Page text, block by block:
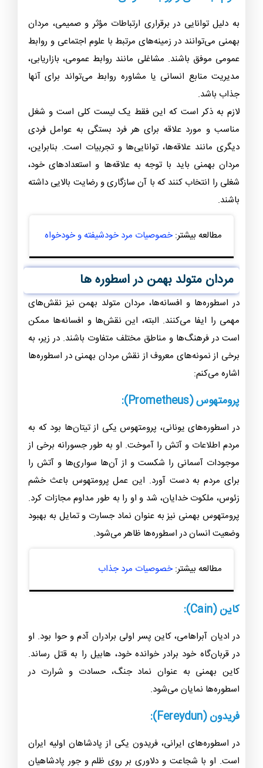
است در حوزه‌های مشاوره و روانشناسی علاقه مند باشند. آنها
می‌توانند به عنوان مشاوران، روانشناسان یا مربیان فعالیت
کنند و به دیگران در حل مسائل و بهبود زندگی کمک کنند.
علوم اجتماعی و روابط عمومی:
به دلیل توانایی در برقراری ارتباطات مؤثر و صمیمی، مردان
بهمنی می‌توانند در زمینه‌های مرتبط با علوم اجتماعی و روابط
عمومی موفق باشند. مشاغلی مانند روابط عمومی، بازاریابی،
مدیریت منابع انسانی یا مشاوره روابط می‌تواند برای آنها
جذاب باشد.
لازم به ذکر است که این فقط یک لیست کلی است و شغل
دیگری مانند علاقه‌ها، توانایی‌ها و تجربیات است. بنابراین،
مردان بهمنی باید با توجه به علاقه‌ها و استعدادهای خود،
شغلی را انتخاب کنند که با آن سازگاری و رضایت بالایی داشته
باشند.
مطالعه بیشتر: خصوصیات مرد خودشیفته و خودخواه
مردان متولد بهمن در اسطوره ها
در اسطوره‌ها و افسانه‌ها، مردان متولد بهمن نیز نقش‌های
است در فرهنگ‌ها و مناطق مختلف متفاوت باشند. در زیر، به
برخی از نمونه‌های معروف از نقش مردان بهمنی در اسطوره‌ها
اشاره می‌کنم:
پرومتهوس (Prometheus):
در اسطوره‌های یونانی، پرومتهوس یکی از تیتان‌ها بود که به
مردم اطلاعات و آتش را آموخت. او به طور جسورانه برخی از
برای مردم به دست آورد. این عمل پرومتهوس باعث خشم
زئوس، ملکوت خدایان، شد و او را به طور مداوم مجازات کرد.
پرومتهوس بهمنی نیز به عنوان نماد جسارت و تمایل به بهبود
مطالعه بیشتر:خصوصیات مرد جذاب
در قربان‌گاه خود برادر خوانده خود، هابیل را به قتل رساند.